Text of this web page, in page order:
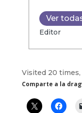
Ver
Editor
Visited 20 times,
Comparte a la